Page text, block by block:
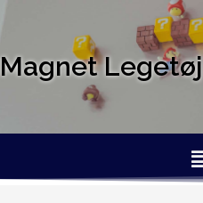
Magnet Legetøj